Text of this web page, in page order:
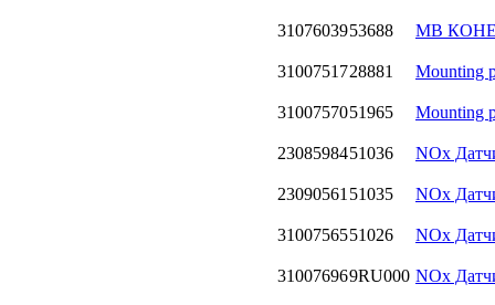
3107603953688 MB
3100751728881 Mounting
3100757051965 Mounting
2308598451036 NOx
23090561 51035 NOx
3100756551026 NOx
310076969RU000 NOx